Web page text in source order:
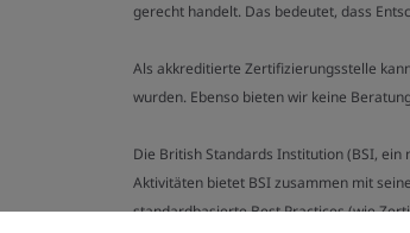
gerecht handelt. Das bedeutet, dass
Als akkreditierte Zertifizierungsstelle
wurden. Ebenso bieten wir keine
Die British Standards Institution (BSI,
Aktivitäten bietet BSI zusammen mit
standardbasierte Best Practices (wie